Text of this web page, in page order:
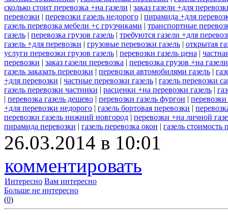
сколько стоит перевозка +на газели | заказ газели +для
перевозки | перевозки газель недорого | пирамида +для
газель перевозка мебели +с грузчиками | транспортные
газель | перевозка грузов газель | требуются газели +для
газель +для перевозки | грузовые перевозки газель | открытая
услуги перевозки грузов газель | перевозки газель цена |
перевозки | заказ газели перевозка | перевозка грузов +на
газель заказать перевозки | перевозки автомобилями газель |
+для перевозки | частные перевозки газель | газель перевозки
газель перевозки частники | расценки +на перевозки газель |
| перевозка газель дешево | перевозки газель фургон |
+для перевозки недорого | газель бортовая перевозки |
перевозки газель нижний новгород | перевозки +на личной
пирамида перевозки | газель перевозка окон | газель стоимость
26.03.2014 в 10:01
комментировать
Интересно Вам интересно
Больше не интересно
(0)